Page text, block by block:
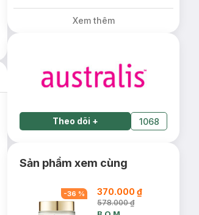
Xem thêm
Theo dõi + 1068
Sản phẩm xem cùng
-36 % 370.000 ₫
578.000 ₫